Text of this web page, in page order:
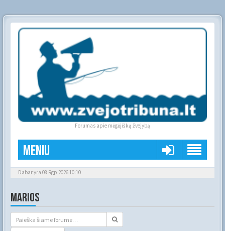
Forumas apie mėgėjišką žvejybą
Meniu
Dabar yra 08 Rgp 2026 10:10
MARIOS